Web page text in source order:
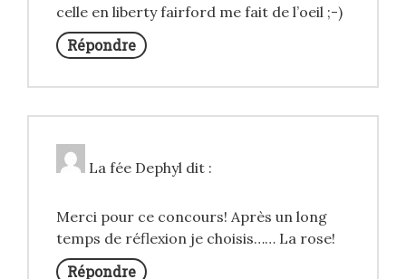
celle en liberty fairford me fait de l’oeil ;-)
Répondre
La fée Dephyl dit :
Merci pour ce concours! Après un long
temps de réflexion je choisis…… La rose!
Répondre